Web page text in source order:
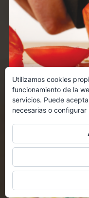
Utilizamos cookies
funcionamiento de la
servicios. Puede
necesarias o